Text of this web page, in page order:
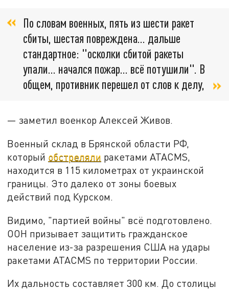
По словам военных, пять из шести ракет
сбиты, шестая повреждена… дальше
стандартное: "осколки сбитой ракеты
упали… начался пожар… всё потушили". В
общем, противник перешел от слов к делу,
— заметил военкор Алексей Живов.
Военный склад в Брянской области РФ,
который обстреляли ракетами ATACMS,
находится в 115 километрах от украинской
границы. Это далеко от зоны боевых
действий под Курском.
Видимо, "партией войны" всё подготовлено.
ООН призывает защитить гражданское
население из-за разрешения США на удары
ракетами ATACMS по территории России.
Их дальность составляет 300 км. До столицы